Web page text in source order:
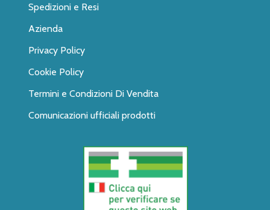
Spedizioni e Resi
Azienda
Privacy Policy
Cookie Policy
Termini e Condizioni Di Vendita
Comunicazioni ufficiali prodotti